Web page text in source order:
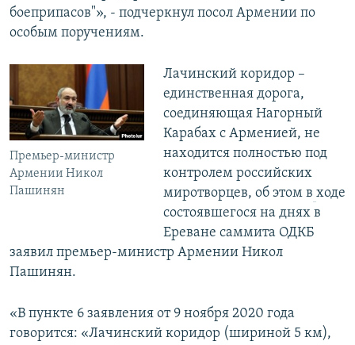
боеприпасов"», - подчеркнул посол Армении по
особым поручениям.
Премьер-министр
Армении Никол
Пашинян
Лачинский коридор –
единственная дорога,
соединяющая Нагорный
Карабах с Арменией, не
находится полностью под
контролем российских
миротворцев, об этом в ходе
состоявшегося на днях в
Ереване саммита ОДКБ
заявил премьер-министр Армении Никол
Пашинян.
«В пункте 6 заявления от 9 ноября 2020 года
говорится: «Лачинский коридор (шириной 5 км),